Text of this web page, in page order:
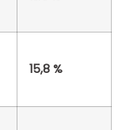
15,8 %